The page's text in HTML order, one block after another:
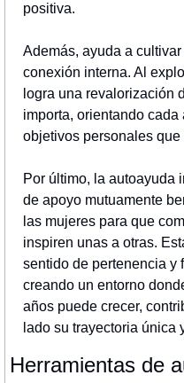
positiva.
Además, ayuda a
conexión interna. Al
logra una revalorización
importa, orientando
objetivos personales
Por último, la autoayuda
de apoyo mutuamente
las mujeres para que
inspiren unas a otras.
sentido de pertenencia y
creando un entorno
años puede crecer,
lado su trayectoria única
Herramientas de